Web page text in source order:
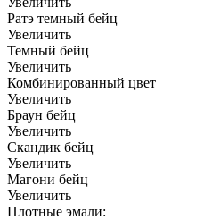
Ратэ темный бейц
Увеличить
Темный бейц
Увеличить
Комбинированный цвет
Увеличить
Браун бейц
Увеличить
Скандик бейц
Увеличить
Магони бейц
Увеличить
Плотные эмали: